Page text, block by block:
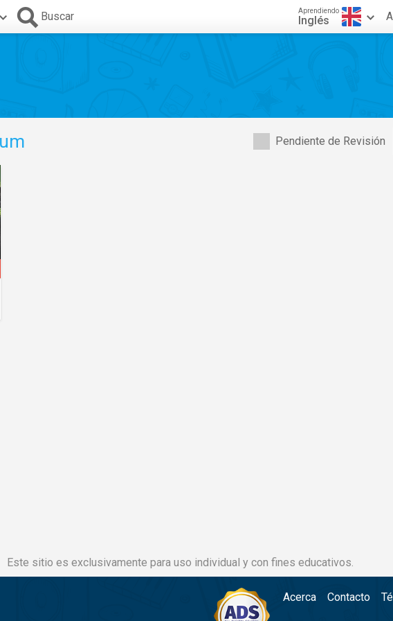
Buscar Aprendiendo
Inglés
Pendiente de Revisión
Este sitio es exclusivamente para uso individual y con fines educativos.
Acerca Contacto